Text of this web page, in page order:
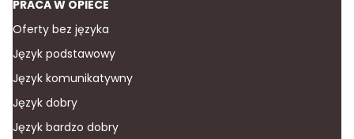
PRACA W OPIECE
Oferty bez języka
Język podstawowy
Język komunikatywny
Język dobry
Język bardzo dobry